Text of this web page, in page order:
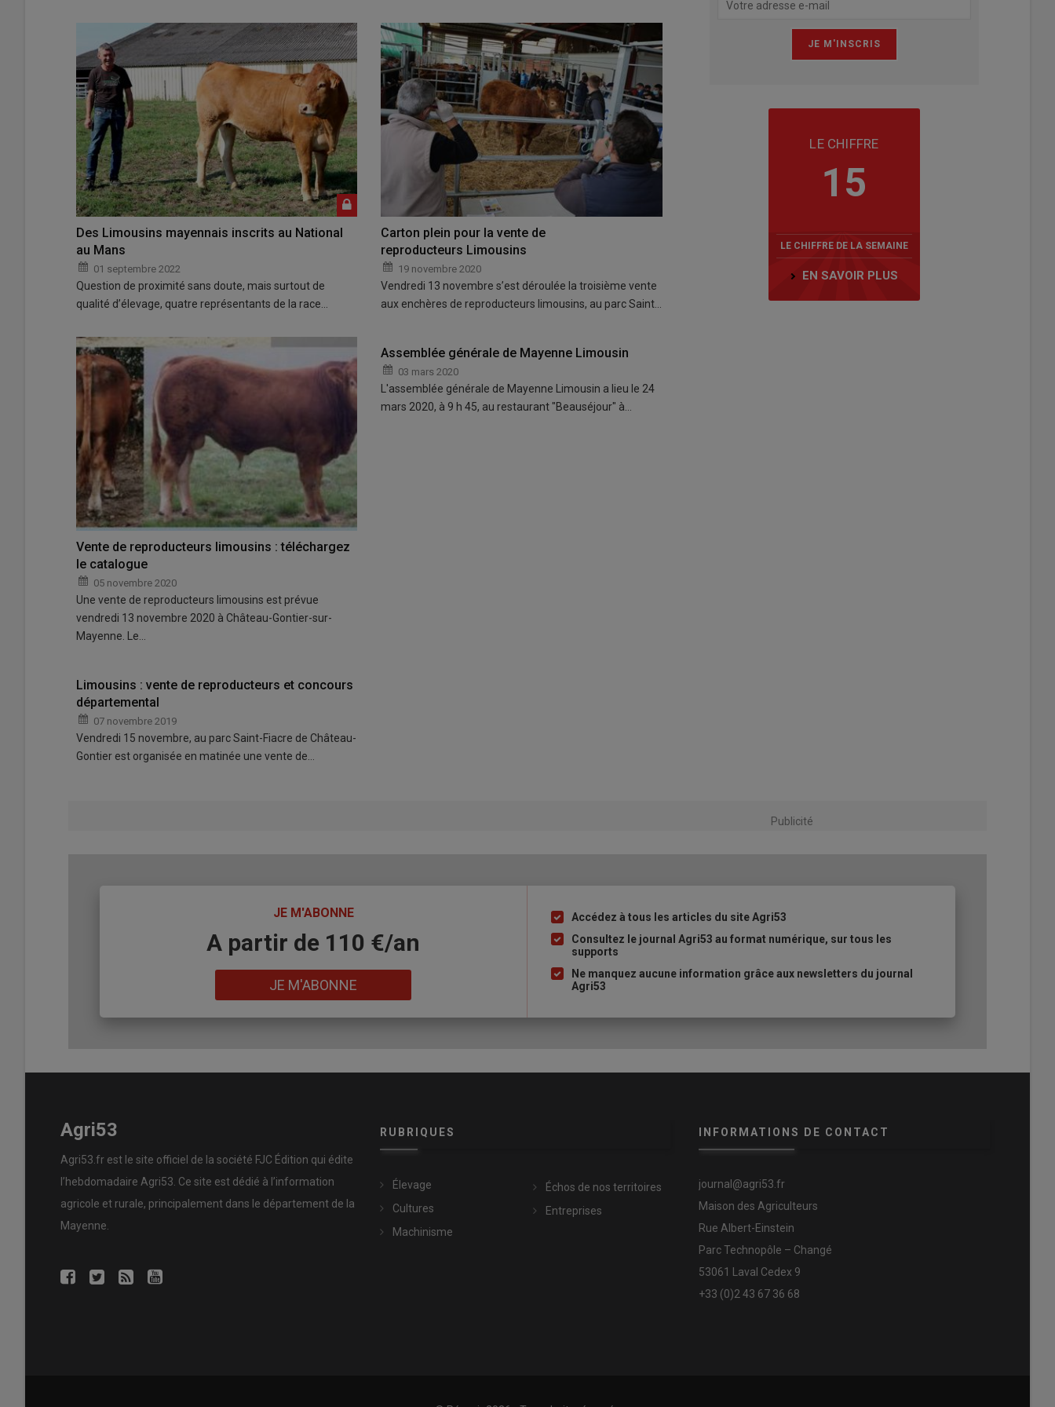
Des Limousins mayennais inscrits au National
au Mans
01 septembre 2022
Question de proximité sans doute, mais surtout de
qualité d’élevage, quatre représentants de la race…
Carton plein pour la vente de
reproducteurs Limousins
19 novembre 2020
Vendredi 13 novembre s’est déroulée la troisième vente
aux enchères de reproducteurs limousins, au parc Saint…
Vente de reproducteurs limousins : téléchargez
le catalogue
05 novembre 2020
Une vente de reproducteurs limousins est prévue
vendredi 13 novembre 2020 à Château-Gontier-sur-
Mayenne. Le…
Assemblée générale de Mayenne Limousin
03 mars 2020
L'assemblée générale de Mayenne Limousin a lieu le 24
mars 2020, à 9 h 45, au restaurant "Beauséjour" à…
Limousins : vente de reproducteurs et concours
départemental
07 novembre 2019
Vendredi 15 novembre, au parc Saint-Fiacre de Château-
Gontier est organisée en matinée une vente de…
LE CHIFFRE
15
LE CHIFFRE DE LA SEMAINE
EN SAVOIR PLUS
Publicité
JE M'ABONNE
A partir de 110 €/an
JE M'ABONNE
Liste
à
puce
Accédez à tous les articles du site Agri53
Consultez le journal Agri53 au format numérique, sur tous les
supports
Ne manquez aucune information grâce aux newsletters du journal
Agri53
Agri53
Agri53.fr est le site officiel de la société FJC Édition qui édite
l’hebdomadaire Agri53. Ce site est dédié à l’information
agricole et rurale, principalement dans le département de la
Mayenne.
RUBRIQUES
Élevage
Cultures
Machinisme
Échos de nos territoires
Entreprises
INFORMATIONS DE CONTACT
journal@agri53.fr
Maison des Agriculteurs
Rue Albert-Einstein
Parc Technopôle – Changé
53061 Laval Cedex 9
+33 (0)2 43 67 36 68